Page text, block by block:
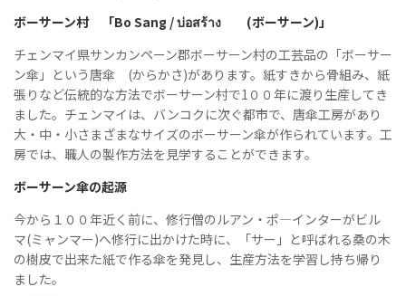
ボーサーン村 「Bo Sang /บ่อสร้าง (ボーサーン)」
チェンマイ県サンカンペーン郡ボーサーン村の工芸品の「ボーサー
ン傘」という唐傘 (からかさ)があります。紙すきから骨組み、紙
張りなど伝統的な方法でボーサーン村で1００年に渡り生産してき
ました。チェンマイは、バンコクに次ぐ都市で、唐傘工房があり
大・中・小さまざまなサイズのボーサーン傘が作られています。工
房では、職人の製作方法を見学することができます。
ボーサーン傘の起源
今から１００年近く前に、修行僧のルアン・ポ―インターがビル
マ(ミャンマー)へ修行に出かけた時に、「サー」と呼ばれる桑の木
の樹皮で出来た紙で作る傘を発見し、生産方法を学習し持ち帰り
ました。